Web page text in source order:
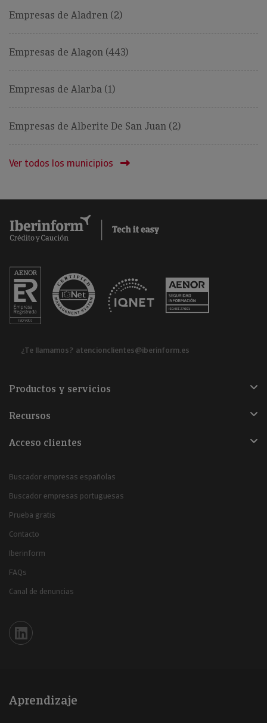
Empresas de Aladren (2)
Empresas de Alagon (443)
Empresas de Alarba (1)
Empresas de Alberite De San Juan (2)
Ver todos los municipios
¿Te llamamos? atencionclientes@iberinform.es
Productos y servicios
Recursos
Acceso clientes
Buscador empresas españolas
Buscador empresas portuguesas
Prueba gratis
Contacto
Iberinform
FAQs
Canal de denuncias
Iberinform en Linkedin
Aprendizaje